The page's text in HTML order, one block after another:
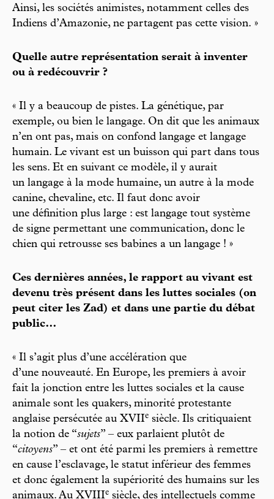
Ainsi, les sociétés animistes, notamment celles des
Indiens d’Amazonie, ne partagent pas cette vision. »
Quelle autre représentation serait à inventer
ou à redécouvrir ?
« Il y a beaucoup de pistes. La génétique, par
exemple, ou bien le langage. On dit que les animaux
n’en ont pas, mais on confond langage et langage
humain. Le vivant est un buisson qui part dans tous
les sens. Et en suivant ce modèle, il y aurait
un langage à la mode humaine, un autre à la mode
canine, chevaline, etc. Il faut donc avoir
une définition plus large : est langage tout système
de signe permettant une communication, donc le
chien qui retrousse ses babines a un langage ! »
Ces dernières années, le rapport au vivant est
devenu très présent dans les luttes sociales (on
peut citer les Zad) et dans une partie du débat
public…
« Il s’agit plus d’une accélération que
d’une nouveauté. En Europe, les premiers à avoir
fait la jonction entre les luttes sociales et la cause
animale sont les quakers, minorité protestante
anglaise persécutée au XVIIe siècle. Ils critiquaient
la notion de “sujets” – eux parlaient plutôt de
“citoyens” – et ont été parmi les premiers à remettre
en cause l’esclavage, le statut inférieur des femmes
et donc également la supériorité des humains sur les
animaux. Au XVIIIe siècle, des intellectuels comme